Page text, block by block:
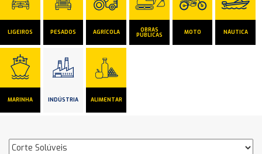
LIGEIROS PESADOS AGRÍCOLA OBRAS
PÚBLICAS MOTO NÁUTICA
MARINHA INDÚSTRIA ALIMENTAR